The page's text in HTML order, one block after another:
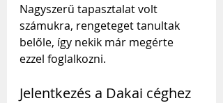
Nagyszerű tapasztalat volt
számukra, rengeteget tanultak
belőle, így nekik már megérte
ezzel foglalkozni.
Jelentkezés a Dakai céghez